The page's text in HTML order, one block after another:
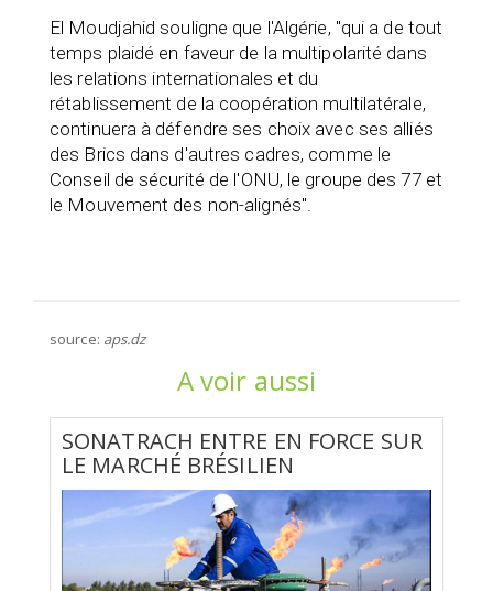
El Moudjahid souligne que l'Algérie, "qui a de tout
temps plaidé en faveur de la multipolarité dans
les relations internationales et du
rétablissement de la coopération multilatérale,
continuera à défendre ses choix avec ses alliés
des Brics dans d'autres cadres, comme le
Conseil de sécurité de l'ONU, le groupe des 77 et
le Mouvement des non-alignés".
source: aps.dz
A voir aussi
SONATRACH ENTRE EN FORCE SUR
LE MARCHÉ BRÉSILIEN